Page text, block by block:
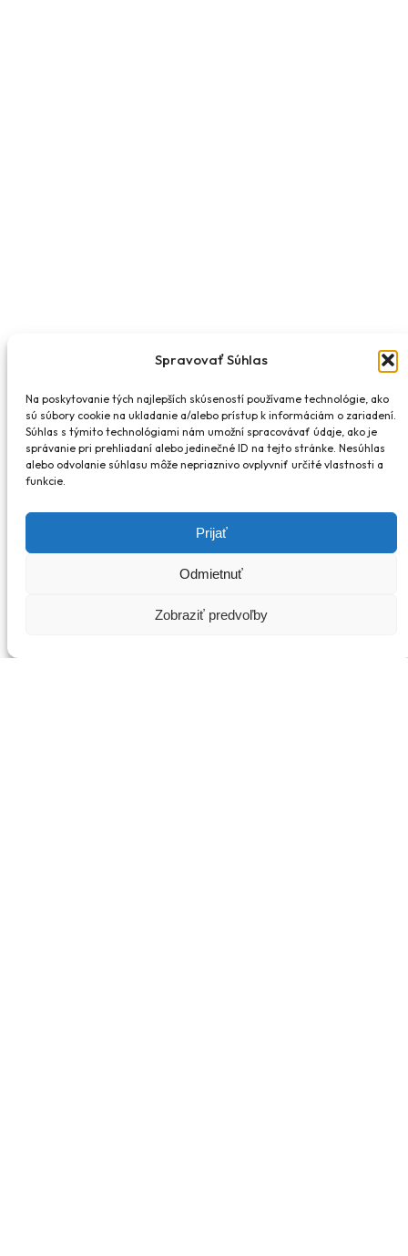
Spravovať Súhlas
Na poskytovanie tých najlepších skúseností používame technológie, ako
sú súbory cookie na ukladanie a/alebo prístup k informáciám o zariadení.
Súhlas s týmito technológiami nám umožní spracovávať údaje, ako je
správanie pri prehliadaní alebo jedinečné ID na tejto stránke. Nesúhlas
alebo odvolanie súhlasu môže nepriaznivo ovplyvniť určité vlastnosti a
funkcie.
Prijať
Odmietnuť
Zobraziť predvoľby